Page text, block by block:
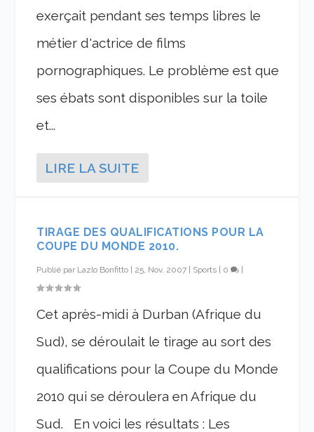
exerçait pendant ses temps libres le
métier d'actrice de films
pornographiques. Le problème est que
ses ébats sont disponibles sur la toile
et...
LIRE LA SUITE
TIRAGE DES QUALIFICATIONS POUR LA
COUPE DU MONDE 2010.
Publié par Lazlo Bonfitto 25, Nov, 2007 Sports 0
Cet après-midi à Durban (Afrique du
Sud), se déroulait le tirage au sort des
qualifications pour la Coupe du Monde
2010 qui se déroulera en Afrique du
Sud. En voici les résultats : Les